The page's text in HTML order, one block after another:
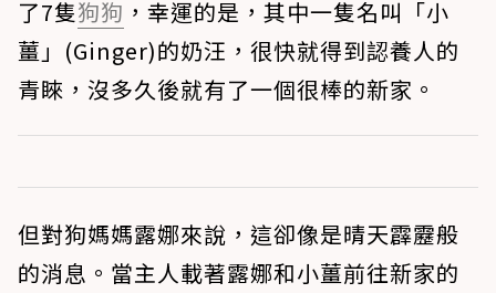
了7隻狗狗 ，幸運的是，其中一隻名叫「小
薑」(Ginger)的奶汪，很快就得到認養人的
青睞，沒多久後就有了一個很棒的新家。
但對狗媽媽露娜來說，這卻像是晴天霹靂般
的消息。當主人載著露娜和小薑前往新家的